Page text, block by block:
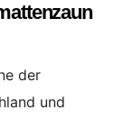
der
und